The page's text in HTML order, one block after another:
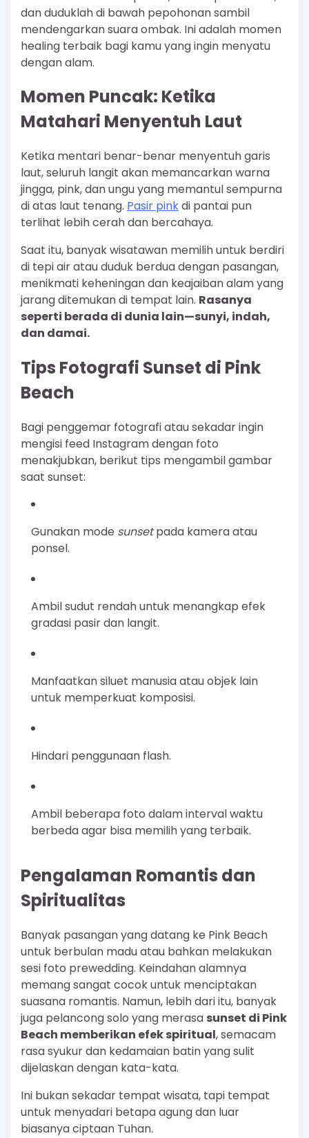
dan duduklah di bawah pepohonan sambil
mendengarkan suara ombak. Ini adalah momen
healing terbaik bagi kamu yang ingin menyatu
dengan alam.
Momen Puncak: Ketika
Matahari Menyentuh Laut
Ketika mentari benar-benar menyentuh garis
laut, seluruh langit akan memancarkan warna
jingga, pink, dan ungu yang memantul sempurna
di atas laut tenang. Pasir pinkdi pantai pun
terlihat lebih cerah dan bercahaya.
Saat itu, banyak wisatawan memilih untuk berdiri
di tepi air atau duduk berdua dengan pasangan,
menikmati keheningan dan keajaiban alam yang
jarang ditemukan di tempat lain. Rasanya
seperti berada di dunia lain—sunyi, indah,
dan damai.
Tips Fotografi Sunset di Pink
Beach
Bagi penggemar fotografi atau sekadar ingin
mengisi feed Instagram dengan foto
menakjubkan, berikut tips mengambil gambar
saat sunset:
Gunakan mode sunsetpada kamera atau
ponsel.
Ambil sudut rendah untuk menangkap efek
gradasi pasir dan langit.
Manfaatkan siluet manusia atau objek lain
untuk memperkuat komposisi.
Hindari penggunaan flash.
Ambil beberapa foto dalam interval waktu
berbeda agar bisa memilih yang terbaik.
Pengalaman Romantis dan
Spiritualitas
Banyak pasangan yang datang ke Pink Beach
untuk berbulan madu atau bahkan melakukan
sesi foto prewedding. Keindahan alamnya
memang sangat cocok untuk menciptakan
suasana romantis. Namun, lebih dari itu, banyak
juga pelancong solo yang merasa sunset di Pink
Beach memberikan efek spiritual, semacam
rasa syukur dan kedamaian batin yang sulit
dijelaskan dengan kata-kata.
Ini bukan sekadar tempat wisata, tapi tempat
untuk menyadari betapa agung dan luar
biasanya ciptaan Tuhan.